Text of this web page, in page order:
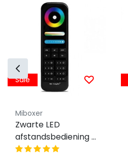
Sale
Miboxer
Zwarte LED
afstandsbediening +
Zwarte wandhouder